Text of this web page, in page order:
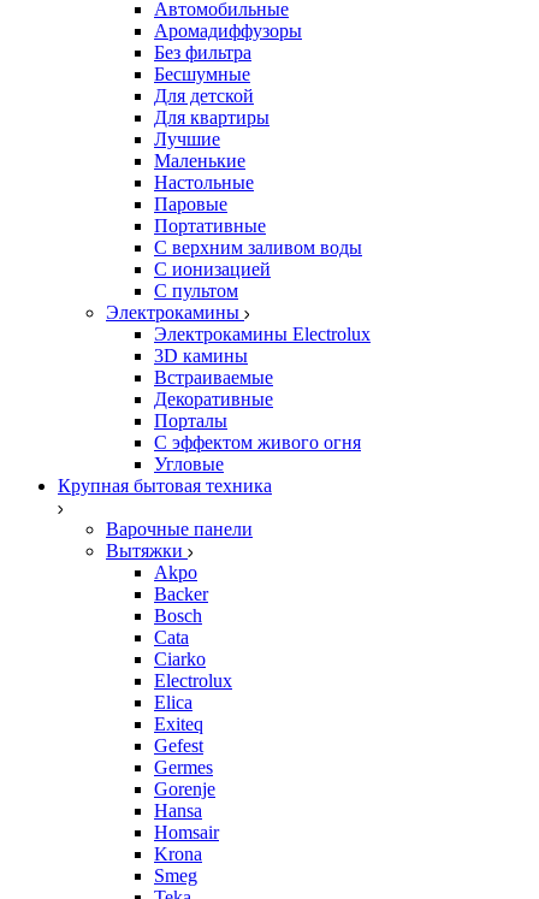
Автомобильные
Аромадиффузоры
Без фильтра
Бесшумные
Для детской
Для квартиры
Лучшие
Маленькие
Настольные
Паровые
Портативные
С верхним заливом воды
С ионизацией
С пультом
Электрокамины
Электрокамины Electrolux
3D камины
Встраиваемые
Декоративные
Порталы
С эффектом живого огня
Угловые
Крупная бытовая техника
Варочные панели
Вытяжки
Akpo
Backer
Bosch
Cata
Ciarko
Electrolux
Elica
Exiteq
Gefest
Germes
Gorenje
Hansa
Homsair
Krona
Smeg